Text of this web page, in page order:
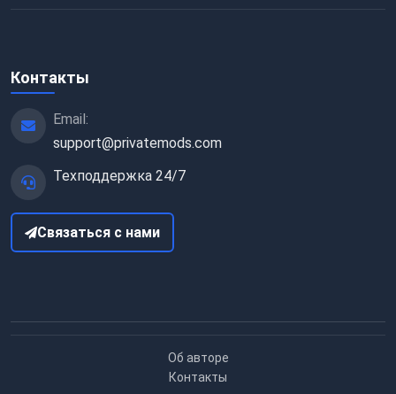
Контакты
Email:
support@privatemods.com
Техподдержка 24/7
Связаться с нами
Об авторе
Контакты